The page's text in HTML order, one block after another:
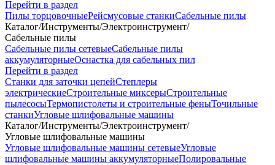
Перейти в раздел
Пилы торцовочныеРейсмусовые станкиСабельные пилы
Каталог/Инструменты/Электроинструмент/
Сабельные пилы
Сабельные пилы сетевыеСабельные пилы
аккумуляторныеОснастка для сабельных пил
Перейти в раздел
Станки для заточки цепейСтеплеры
электрическиеСтроительные миксерыСтроительные
пылесосыТермопистолеты и строительные феныТочильные
станкиУгловые шлифовальные машины
Каталог/Инструменты/Электроинструмент/
Угловые шлифовальные машины
Угловые шлифовальные машины сетевыеУгловые
шлифовальные машины аккумуляторныеПолировальные